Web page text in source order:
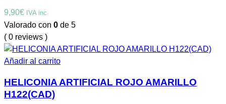
9,90€ IVA inc
Valorado con 0 de 5
( 0 reviews )
Añadir al carrito
HELICONIA ARTIFICIAL ROJO AMARILLO
H122(CAD)